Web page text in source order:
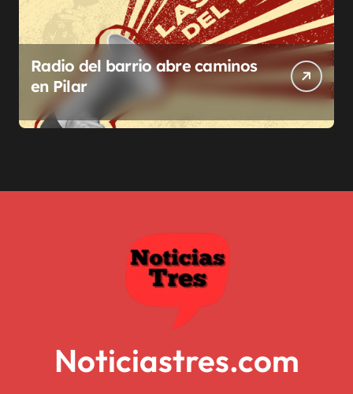
Radio del barrio abre caminos
en Pilar
Noticiastres.com